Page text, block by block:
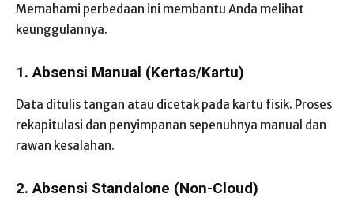
Memahami perbedaan ini membantu Anda melihat
keunggulannya.
1. Absensi Manual (Kertas/Kartu)
Data ditulis tangan atau dicetak pada kartu fisik. Proses
rekapitulasi dan penyimpanan sepenuhnya manual dan
rawan kesalahan.
2. Absensi Standalone (Non-Cloud)